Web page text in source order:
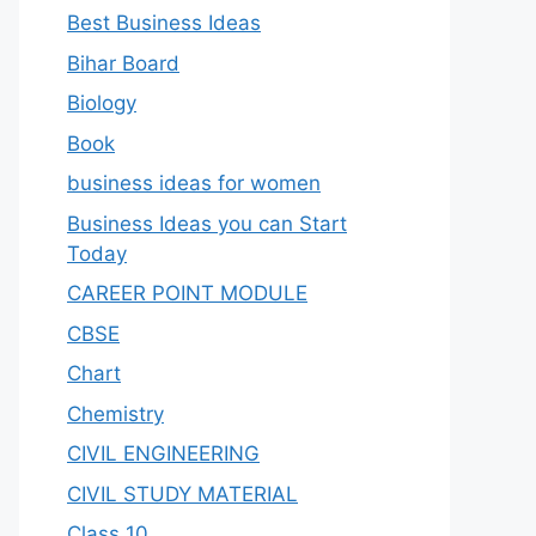
Best Business Ideas
Bihar Board
Biology
Book
business ideas for women
Business Ideas you can Start
Today
CAREER POINT MODULE
CBSE
Chart
Chemistry
CIVIL ENGINEERING
CIVIL STUDY MATERIAL